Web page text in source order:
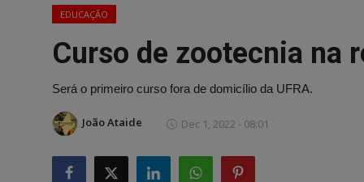
EDUCAÇÃO
Curso de zootecnia na
Será o primeiro curso fora de domicílio da UFRA.
João Ataide Dec 1, 2022 - 08:01